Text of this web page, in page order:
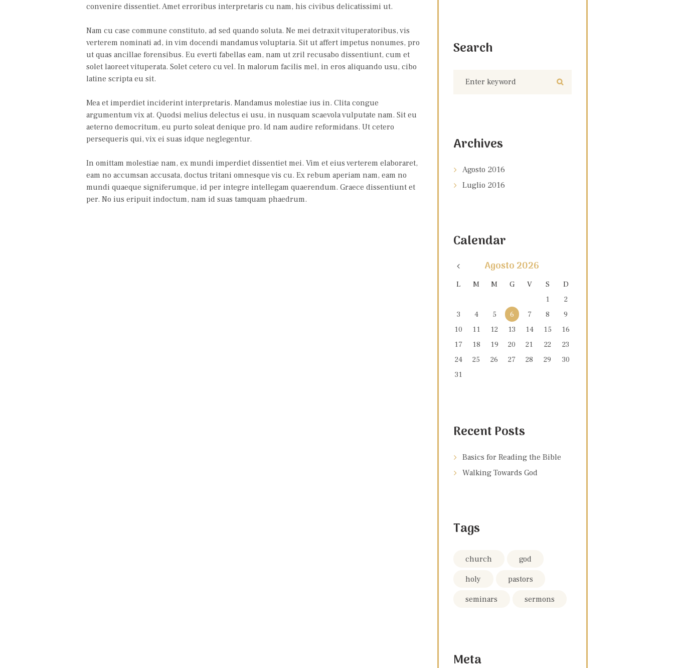
convenire dissentiet. Amet erroribus interpretaris cu nam, his civibus delicatissimi ut.
Nam cu case commune constituto, ad sed quando soluta. Ne mei detraxit vituperatoribus, vis
verterem nominati ad, in vim docendi mandamus voluptaria. Sit ut affert impetus nonumes, pro
ut quas ancillae forensibus. Eu everti fabellas eam, nam ut zril recusabo dissentiunt, cum et
solet laoreet vituperata. Solet cetero cu vel. In malorum facilis mel, in eros aliquando usu, cibo
latine scripta eu sit.
Mea et imperdiet inciderint interpretaris. Mandamus molestiae ius in. Clita congue
argumentum vix at. Quodsi melius delectus ei usu, in nusquam scaevola vulputate nam. Sit eu
aeterno democritum, eu purto soleat denique pro. Id nam audire reformidans. Ut cetero
persequeris qui, vix ei suas idque neglegentur.
In omittam molestiae nam, ex mundi imperdiet dissentiet mei. Vim et eius verterem elaboraret,
eam no accumsan accusata, doctus tritani omnesque vis cu. Ex rebum aperiam nam, eam no
mundi quaeque signiferumque, id per integre intellegam quaerendum. Graece dissentiunt et
per. No ius eripuit indoctum, nam id suas tamquam phaedrum.
Search
Archives
Agosto 2016
Luglio 2016
Calendar
Agosto 2026
L M M G V S
D
1
2
3
4 5 6 7 8
9
10
11 12 13 14 15
16
17
18 19 20 21 22
23
24
25 26 27 28 29
30
31
Recent Posts
Basics for Reading the Bible
Walking Towards God
Tags
church
god
holy
pastors
seminars
sermons
Meta